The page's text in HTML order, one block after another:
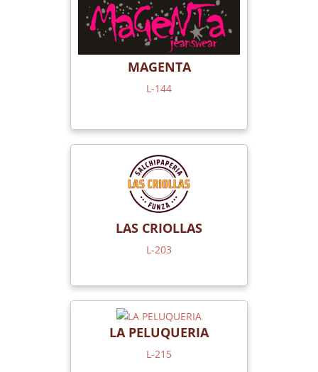
MAGENTA
L-144
LAS CRIOLLAS
L-203
LA PELUQUERIA
L-215